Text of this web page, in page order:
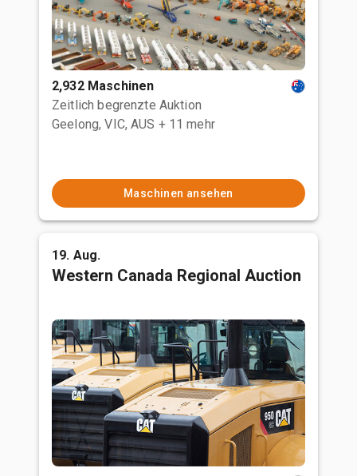
2,932 Maschinen
Zeitlich begrenzte Auktion
Geelong, VIC, AUS + 11 mehr
Maschinen ansehen
19. Aug.
Western Canada Regional Auction